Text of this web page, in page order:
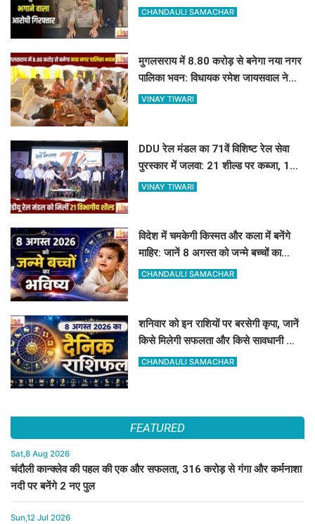
सकुशल बरामद
CHANDAULI SAMACHAR
मुगलसराय में 8.80 करोड़ से बनेगा नया नगर
पालिका भवन: विधायक रमेश जायसवाल ने
किया भूमि पूजन
VINAY TIWARI
DDU रेल मंडल का 71वें विशिष्ट रेल सेवा
पुरस्कार में जलवा: 21 शील्ड पर कब्जा, 16
रेलकर्मी भी सम्मानित
VINAY TIWARI
विदेश में चमकेगी किस्मत और कला में बनेंगे
माहिर: जानें 8 अगस्त को जन्मे बच्चों का
जीवन और आज का राशिफल
CHANDAULI SAMACHAR
शनिवार को इन राशियों पर बरसेगी कृपा, जानें
किसे मिलेगी सफलता और किसे सावधानी की
जरूरत
CHANDAULI SAMACHAR
FEATURED
Sat,8 Aug 2026
चंदौली कान्क्लेव की पहल की एक और सफलता, 316 करोड़ से गंगा और कर्मनाशा
नदी पर बनेंगे 2 नए पुल
Sun,12 Jul 2026